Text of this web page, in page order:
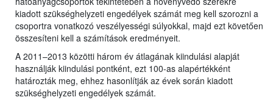
kiadott szükséghelyzeti engedélyek számát meg kell szorozni a
csoportra vonatkozó veszélyességi súlyokkal, majd ezt követően
összesíteni kell a számítások eredményeit.
A 2011–2013 közötti három év átlagának kiindulási alapját
használják kiindulási pontként, ezt 100-as alapértékként
határozták meg, ehhez hasonlítják az évek során kiadott
szükséghelyzeti engedélyek számát.